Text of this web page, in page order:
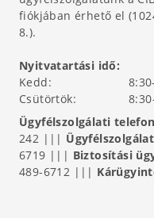
fiókjában érhető el
8.).
Nyitvatartási idő:
Kedd: 8:30-
Csütörtök: 8:30-
Ügyfélszolgálati
242 |||
6719 ||| Biztosítási
489-6712 |||